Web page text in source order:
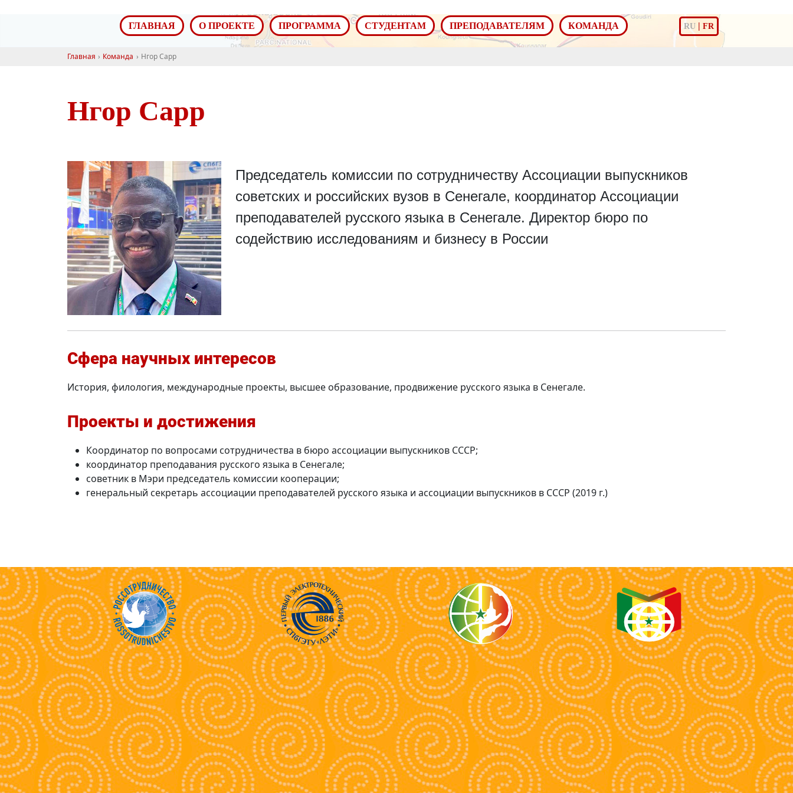
ГЛАВНАЯ О ПРОЕКТЕ ПРОГРАММА СТУДЕНТАМ ПРЕПОДАВАТЕЛЯМ КОМАНДА RU | FR
Главная Команда Нгор Сарр
Нгор Сарр
Председатель комиссии по сотрудничеству Ассоциации выпускников
советских и российских вузов в Сенегале, координатор Ассоциации
преподавателей русского языка в Сенегале. Директор бюро по
содействию исследованиям и бизнесу в России
Сфера научных интересов
История, филология, международные проекты, высшее образование, продвижение русского языка в Сенегале.
Проекты и достижения
Координатор по вопросами сотрудничества в бюро ассоциации выпускников СССР;
координатор преподавания русского языка в Сенегале;
советник в Мэри председатель комиссии кооперации;
генеральный секретарь ассоциации преподавателей русского языка и ассоциации выпускников в СССР (2019 г.)